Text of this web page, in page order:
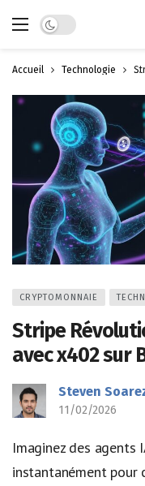
Dark mode
Accueil Technologie
CRYPTOMONNAIE
Stripe
avec x402 sur
Steven
11/02/2026
Imaginez des agents
instantanément pour